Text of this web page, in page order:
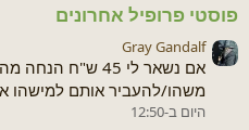
פוסטי פרופיל אחרונים
Gray Gandalf
אם נשאר לי 45
משהו/להעביר אותם למישהו
היום ב-12:50